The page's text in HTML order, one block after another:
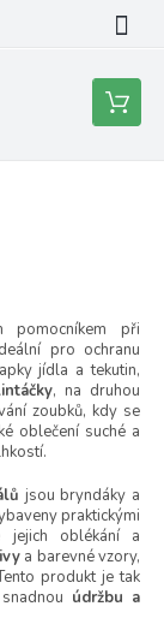
Nákupní
košík
pomocníkem při
pro ochranu
jídla a tekutin,
, na druhou
zoubků, kdy se
oblečení suché a
jsou bryndáky a
praktickými
jejich oblékání a
a barevné vzory,
produkt je tak
údržbu a